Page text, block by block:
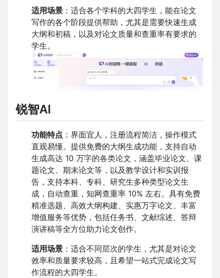
适用场景 ：适合各个学科的大四学生，能在论文
写作的各个阶段提供帮助，尤其是需要快速生成
大纲和初稿，以及对论文质量和查重率有要求的
学生。
锐智AI
功能特点 ：界面宜人，注册流程简洁，操作模式
直观易懂。提供免费的大纲生成功能，支持自动
生成高达 10 万字的各类论文，涵盖毕业论文、课
题论文、期末论文等，以及教学设计和实训报
告，支持本科、专科、研究生多种类型论文生
成，自动查重，知网查重率 10% 左右。具有免费
精准选题、高效大纲构建、实惠万字论文、丰富
增值服务等优势，包括任务书、文献综述、答辩
演讲稿等全方位助力论文创作。
适用场景 ：适合不同层次的学生，尤其是对论文
效率和质量要求较高，且希望一站式完成论文写
作流程的大四学生。